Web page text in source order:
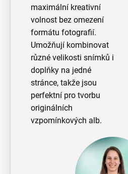
maximální kreativní
volnost bez omezení
formátu fotografií.
Umožňují kombinovat
různé velikosti snímků i
doplňky na jedné
stránce, takže jsou
perfektní pro tvorbu
originálních
vzpomínkových alb.